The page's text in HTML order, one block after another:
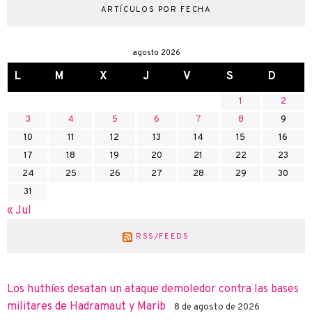
ARTÍCULOS POR FECHA
agosto 2026
L M X J V S D
1
2
3
4 5 6 7 8
9
10
11 12 13 14 15
16
17
18 19 20 21 22
23
24
25 26 27 28 29
30
31
« Jul
RSS/FEEDS
Los huthíes desatan un ataque demoledor contra las bases
militares de Hadramaut y Marib
8 de agosto de 2026